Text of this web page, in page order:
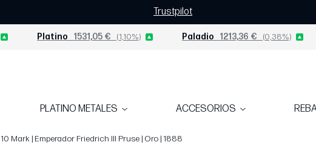
Trustpilot
Platino 1531,05 € (1,10%) Paladio 1213,36 € (0,38%)
PLATINO METALES ACCESORIOS
10 Mark | Emperador Friedrich III Pruse | Oro | 1888